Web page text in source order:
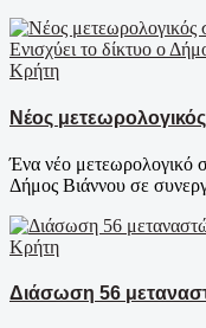
Κρήτη
Νέος
Ένα νέο μετεωρολογικό
Δήμος Βιάννου σε
Κρήτη
Διάσωση 56